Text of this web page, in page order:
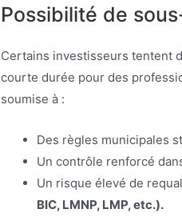
Possibilité de
Certains investisseurs tentent
courte durée pour des
soumise à :
Des règles municipales
Un contrôle renforcé
Un risque élevé de
BIC, LMNP, LMP, etc.).